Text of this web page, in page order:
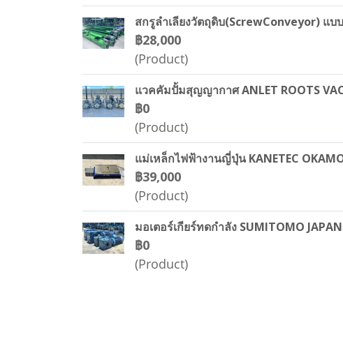
สกรูลำเลียงวัตถุดิบ(ScrewConveyor) แบ
฿28,000
(Product)
แวคคัมปั้มสุญญากาศ ANLET ROOTS
฿0
(Product)
แม่เหล็กไฟฟ้างานญี่ปุ่น KANETEC
฿39,000
(Product)
มอเตอร์เกียร์ทดกำลัง SUMITOMO
฿0
(Product)